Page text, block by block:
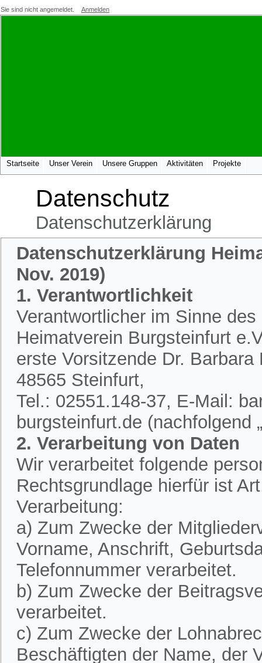
Sie sind nicht angemeldet. Anmelden
Startseite Unser Verein Unsere Gruppen Aktivitäten Projekte
Datenschutz
Datenschutzerklärung
Datenschutzerklärung
Nov. 2019)
1. Verantwortlichkeit
Verantwortlicher im Sinne
Heimatverein Burgsteinfurt
erste Vorsitzende Dr.
48565 Steinfurt,
Tel.: 02551.148-37, E-Mail:
burgsteinfurt.de (nachfolgend
2. Verarbeitung von Daten
Wir verarbeitet folgende
Rechtsgrundlage hierfür ist
Verarbeitung:
a) Zum Zwecke der
Vorname, Anschrift,
Telefonnummer verarbeitet.
b) Zum Zwecke der
verarbeitet.
c) Zum Zwecke der
Beschäftigten der Name, der